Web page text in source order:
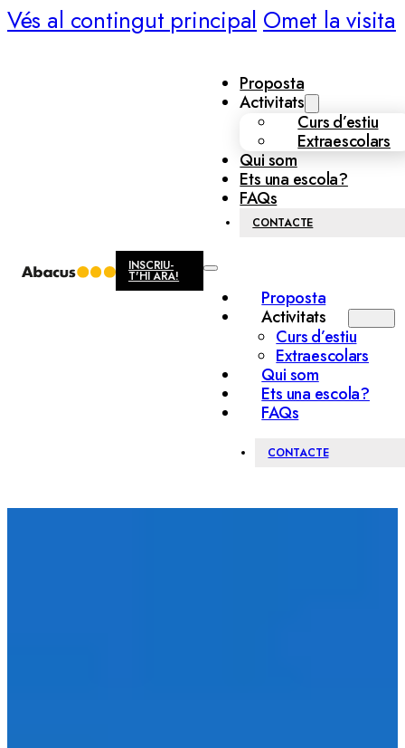
Vés al contingut principal Omet la visita
Proposta
Activitats
Curs d’estiu
Extraescolars
Qui som
Ets una escola?
FAQs
CONTACTE
Proposta
Activitats
Curs d’estiu
Extraescolars
Qui som
Ets una escola?
FAQs
CONTACTE
INSCRIU-
T'HI ARA!